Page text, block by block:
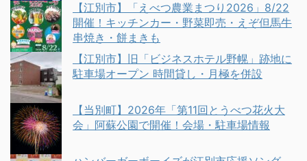
【江別市】「えべつ農業まつり2026」8/22
開催！キッチンカー・野菜即売・えぞ但馬牛
串焼き・餅まきも
【江別市】旧「ビジネスホテル野幌」跡地に
駐車場オープン 時間貸し・月極を併設
【当別町】2026年「第11回とうべつ花火大
会」阿蘇公園で開催！会場・駐車場情報